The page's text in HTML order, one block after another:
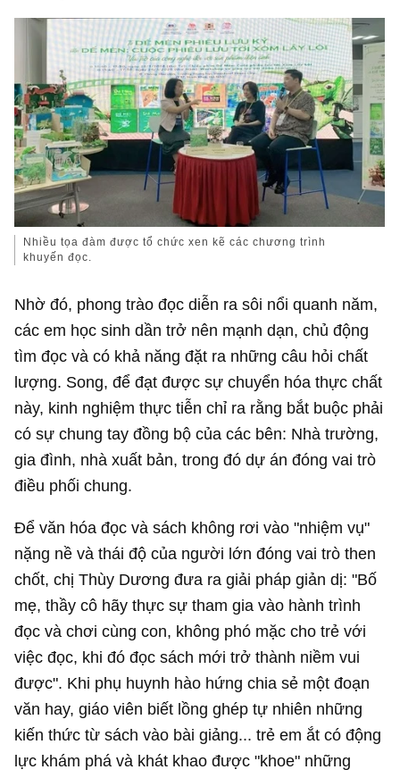
Nhiều tọa đàm được tổ chức xen kẽ các chương trình
khuyến đọc.
Nhờ đó, phong trào đọc diễn ra sôi nổi quanh năm,
các em học sinh dần trở nên mạnh dạn, chủ động
tìm đọc và có khả năng đặt ra những câu hỏi chất
lượng. Song, để đạt được sự chuyển hóa thực chất
này, kinh nghiệm thực tiễn chỉ ra rằng bắt buộc phải
có sự chung tay đồng bộ của các bên: Nhà trường,
gia đình, nhà xuất bản, trong đó dự án đóng vai trò
điều phối chung.
Để văn hóa đọc và sách không rơi vào "nhiệm vụ"
nặng nề và thái độ của người lớn đóng vai trò then
chốt, chị Thùy Dương đưa ra giải pháp giản dị: "Bố
mẹ, thầy cô hãy thực sự tham gia vào hành trình
đọc và chơi cùng con, không phó mặc cho trẻ với
việc đọc, khi đó đọc sách mới trở thành niềm vui
được". Khi phụ huynh hào hứng chia sẻ một đoạn
văn hay, giáo viên biết lồng ghép tự nhiên những
kiến thức từ sách vào bài giảng... trẻ em ắt có động
lực khám phá và khát khao được "khoe" những